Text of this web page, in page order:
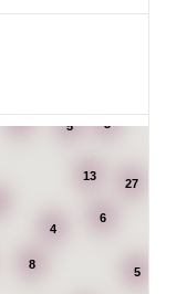
27
8
6
13
4
5
3
5